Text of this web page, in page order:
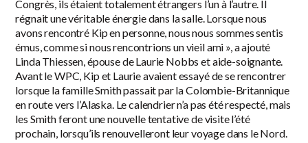
Congrès, ils étaient totalement étrangers l’un à l’autre. Il
régnait une véritable énergie dans la salle. Lorsque nous
avons rencontré Kip en personne, nous nous sommes sentis
émus, comme si nous rencontrions un vieil ami », a ajouté
Linda Thiessen, épouse de Laurie Nobbs et aide-soignante.
Avant le WPC, Kip et Laurie avaient essayé de se rencontrer
lorsque la famille Smith passait par la Colombie-Britannique
en route vers l’Alaska. Le calendrier n’a pas été respecté, mais
les Smith feront une nouvelle tentative de visite l’été
prochain, lorsqu’ils renouvelleront leur voyage dans le Nord.